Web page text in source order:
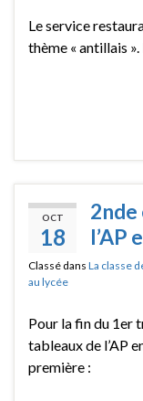
Le service
thème « antillais ».
OCT
18
l’AP
Classé dans La classe
au lycée
Pour la fin du 1er
tableaux de l’AP
première :